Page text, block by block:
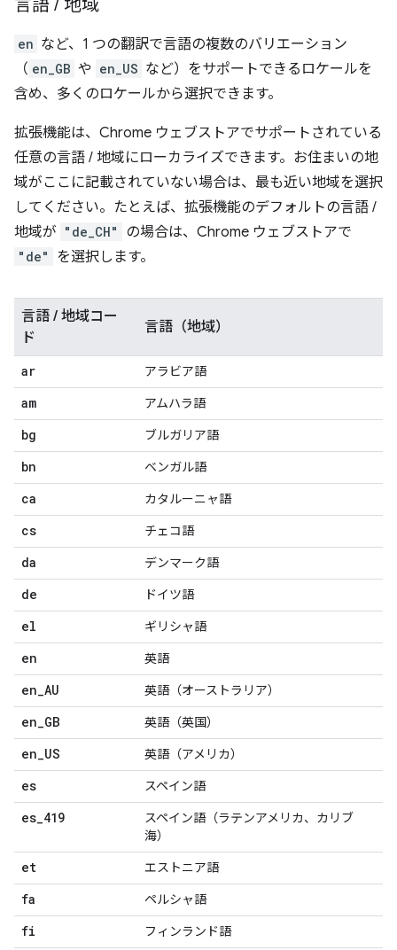
言語 / 地域
en など、1 つの翻訳で言語の複数のバリエーション
（ en_GB や en_US など）をサポートできるロケールを
含め、多くのロケールから選択できます。
拡張機能は、Chrome ウェブストアでサポートされている
任意の言語 / 地域にローカライズできます。お住まいの地
域がここに記載されていない場合は、最も近い地域を選択
してください。たとえば、拡張機能のデフォルトの言語 /
地域が "de_CH" の場合は、Chrome ウェブストアで
"de" を選択します。
言語 / 地域コー
ド
言語（地域）
ar アラビア語
am アムハラ語
bg ブルガリア語
bn ベンガル語
ca カタルーニャ語
cs チェコ語
da デンマーク語
de ドイツ語
el ギリシャ語
en 英語
en AU 英語（オーストラリア）
en GB 英語（英国）
en US 英語（アメリカ）
es スペイン語
es 419
スペイン語（ラテンアメリカ、カリブ
海）
et エストニア語
fa ペルシャ語
fi フィンランド語